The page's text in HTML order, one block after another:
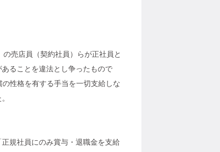
売店員（契約社員）らが正社員と
ることを違法とし争ったもので
性格を有する手当を一切支給しな
規社員にのみ賞与・退職金を支給